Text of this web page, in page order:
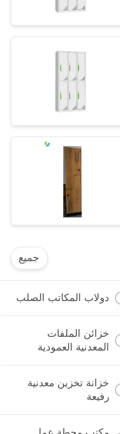
جميع
دولاب المكاتب الصلب
خزائن الملفات
المعدنية العمودية
خزانة تخزين معدنية
رفيعة